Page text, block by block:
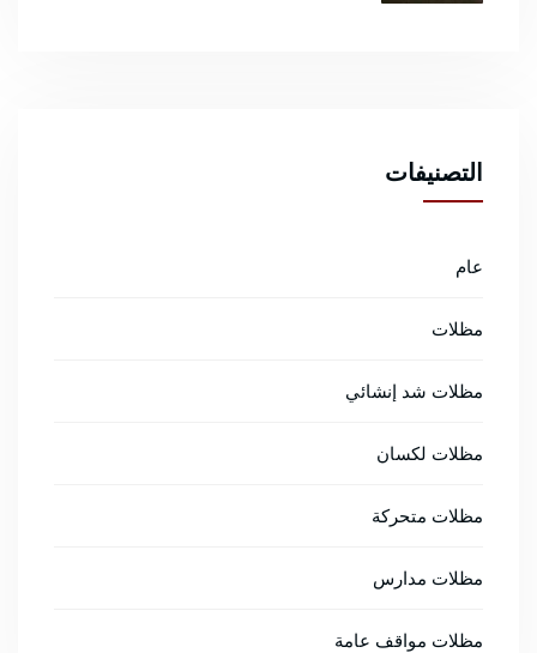
التصنيفات
عام
مظلات
مظلات شد إنشائي
مظلات لكسان
مظلات متحركة
مظلات مدارس
مظلات مواقف عامة